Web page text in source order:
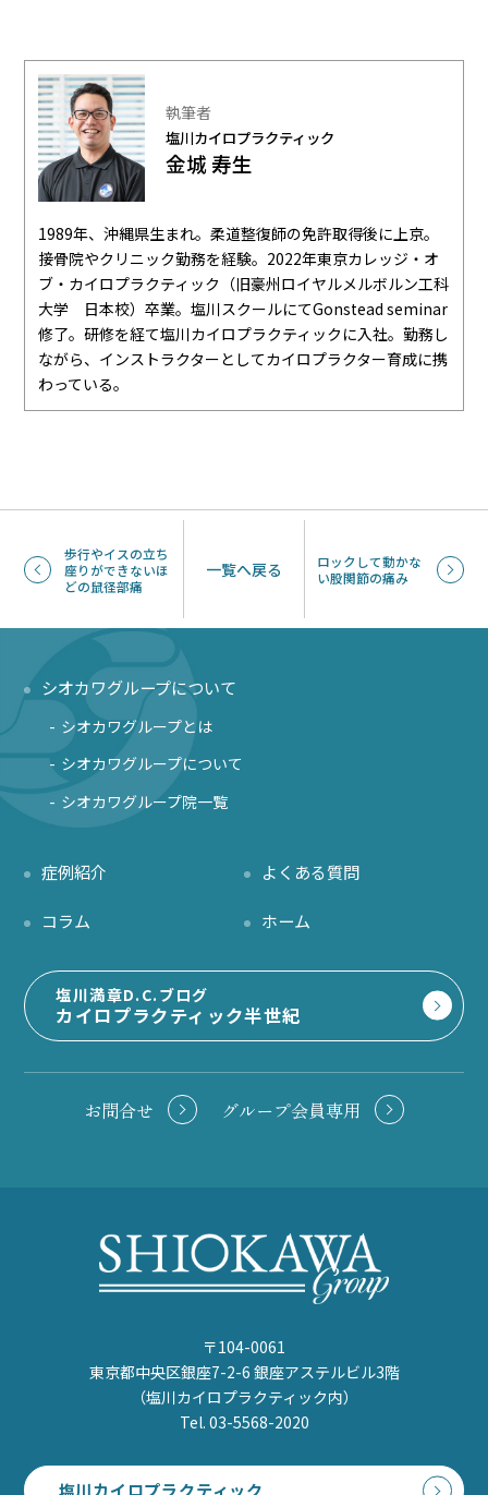
執筆者
塩川カイロプラクティック
金城 寿生
1989年、沖縄県生まれ。柔道整復師の免許取得後に上京。
接骨院やクリニック勤務を経験。2022年東京カレッジ・オ
ブ・カイロプラクティック（旧豪州ロイヤルメルボルン工科
大学 日本校）卒業。塩川スクールにてGonstead seminar
修了。研修を経て塩川カイロプラクティックに入社。勤務し
ながら、インストラクターとしてカイロプラクター育成に携
わっている。
歩行やイスの立ち
座りができないほ
どの鼠径部痛
一覧へ戻る
ロックして動かな
い股関節の痛み
シオカワグループについて
シオカワグループとは
シオカワグループについて
シオカワグループ院一覧
症例紹介 よくある質問
コラム ホーム
塩川満章D.C.ブログ
カイロプラクティック半世紀
お問合せ グループ会員専用
〒104-0061
東京都中央区銀座7-2-6 銀座アステルビル3階
（塩川カイロプラクティック内）
Tel. 03-5568-2020
塩川カイロプラクティック